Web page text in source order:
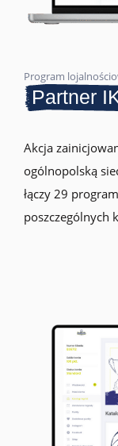
Program
Partner
Akcja
ogólnopolską
łączy 29
poszczególnych